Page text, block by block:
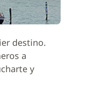
destino.
a
y